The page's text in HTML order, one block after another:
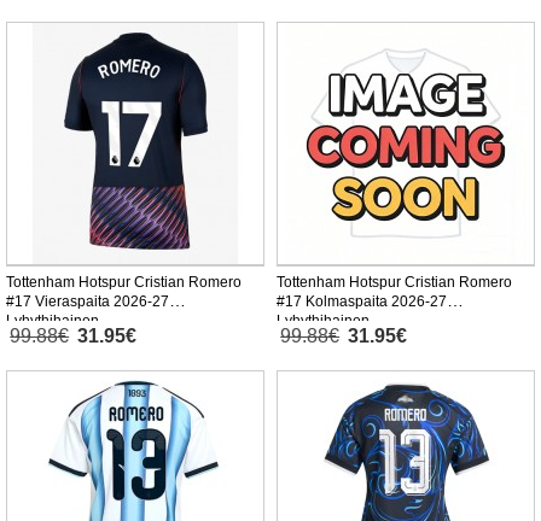
Tottenham Hotspur Cristian Romero
#17 Vieraspaita 2026-27
Lyhythihainen
99.88€ 31.95€
Tottenham Hotspur Cristian Romero
#17 Kolmaspaita 2026-27
Lyhythihainen
99.88€ 31.95€